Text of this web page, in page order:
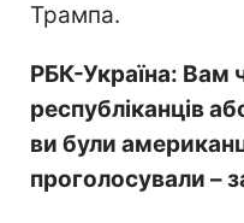
Трампа.
РБК-Україна: Вам
республіканців
ви були
проголосували –